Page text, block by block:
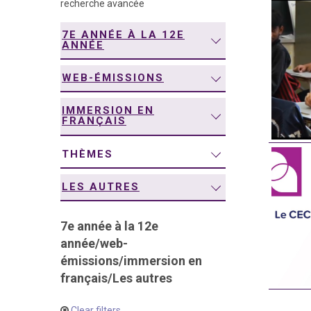
recherche avancée
7E ANNÉE À LA 12E
ANNÉE
WEB-ÉMISSIONS
IMMERSION EN
FRANÇAIS
THÈMES
LES AUTRES
7e année à la 12e
année/web-
émissions/immersion en
français/Les autres